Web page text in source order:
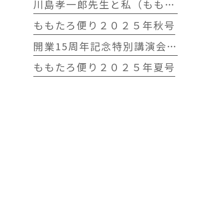
川島孝一郎先生と私（ももたろう往診クリニック開院15周年記念特別講演会）
ももたろ便り２０２５年秋号
開業15周年記念特別講演会 開催します
ももたろ便り２０２５年夏号